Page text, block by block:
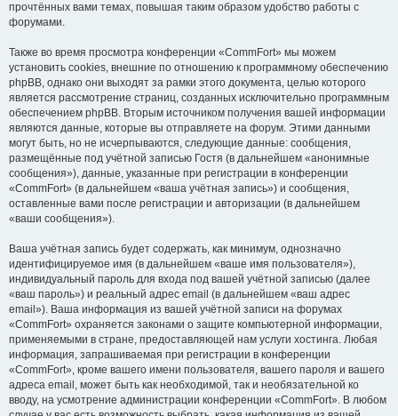
прочтённых вами темах, повышая таким образом удобство работы с
форумами.
Также во время просмотра конференции «CommFort» мы можем
установить cookies, внешние по отношению к программному обеспечению
phpBB, однако они выходят за рамки этого документа, целью которого
является рассмотрение страниц, созданных исключительно программным
обеспечением phpBB. Вторым источником получения вашей информации
являются данные, которые вы отправляете на форум. Этими данными
могут быть, но не исчерпываются, следующие данные: сообщения,
размещённые под учётной записью Гостя (в дальнейшем «анонимные
сообщения»), данные, указанные при регистрации в конференции
«CommFort» (в дальнейшем «ваша учётная запись») и сообщения,
оставленные вами после регистрации и авторизации (в дальнейшем
«ваши сообщения»).
Ваша учётная запись будет содержать, как минимум, однозначно
идентифицируемое имя (в дальнейшем «ваше имя пользователя»),
индивидуальный пароль для входа под вашей учётной записью (далее
«ваш пароль») и реальный адрес email (в дальнейшем «ваш адрес
email»). Ваша информация из вашей учётной записи на форумах
«CommFort» охраняется законами о защите компьютерной информации,
применяемыми в стране, предоставляющей нам услуги хостинга. Любая
информация, запрашиваемая при регистрации в конференции
«CommFort», кроме вашего имени пользователя, вашего пароля и вашего
адреса email, может быть как необходимой, так и необязательной ко
вводу, на усмотрение администрации конференции «CommFort». В любом